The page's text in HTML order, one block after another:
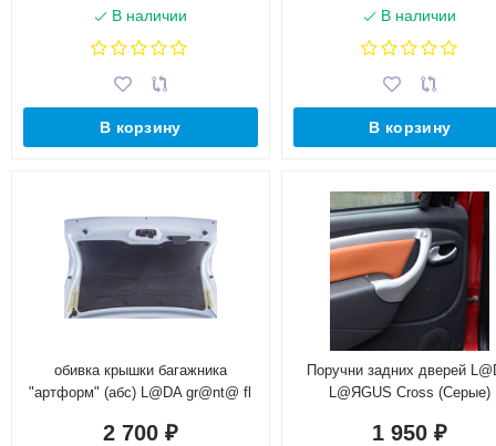
В наличии
В корзину
В наличии
В корзину
обивка крышки багажника
"артформ" (абс) L@DA gr@nt@ fl
2 700 ₽
Поручни задних дверей
L@ЯGUS Cross (Серые)
1 950₽